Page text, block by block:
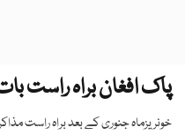
پاک افغان براہ راست
خونریزماہ جنوری کے بعد براہ راست